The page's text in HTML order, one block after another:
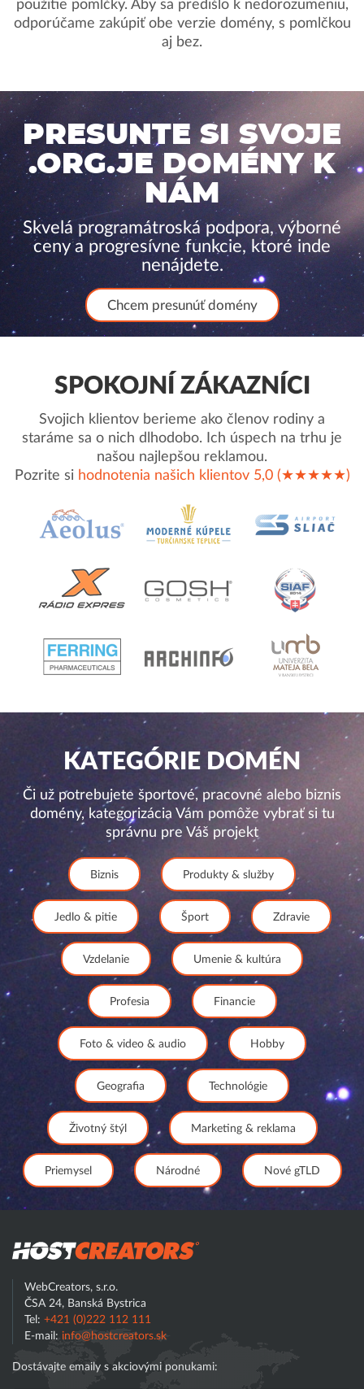
použitie pomlčky. Aby sa predišlo k nedorozumeniu,
odporúčame zakúpiť obe verzie domény, s pomlčkou
aj bez.
PRESUNTE SI SVOJE
.ORG.JE DOMÉNY K
NÁM
Skvelá programátroská podpora, výborné
ceny a progresívne funkcie, ktoré inde
nenájdete.
Chcem presunúť domény
SPOKOJNÍ ZÁKAZNÍCI
Svojich klientov berieme ako členov rodiny a
staráme sa o nich dlhodobo. Ich úspech na trhu je
našou najlepšou reklamou.
Pozrite si hodnotenia našich klientov 5,0 (★★★★★)
KATEGÓRIE DOMÉN
Či už potrebujete športové, pracovné alebo biznis
domény, kategorizácia Vám pomôže vybrať si tu
správnu pre Váš projekt
Biznis Produkty & služby
Jedlo & pitie Šport Zdravie
Vzdelanie Umenie & kultúra
Profesia Financie
Foto & video & audio Hobby
Geografia Technológie
Životný štýl Marketing & reklama
Priemysel Národné Nové gTLD
WebCreators, s.r.o.
ČSA 24, Banská Bystrica
Tel: +421 (0)222 112 111
E-mail: info@hostcreators.sk
Dostávajte emaily s akciovými ponukami: